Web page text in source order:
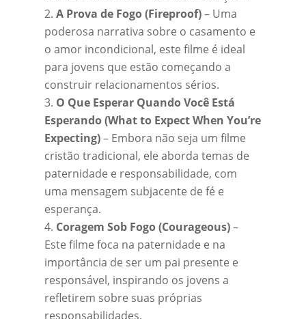
A Prova de Fogo (Fireproof)– Uma
poderosa narrativa sobre o casamento e
o amor incondicional, este filme é ideal
para jovens que estão começando a
construir relacionamentos sérios.
O Que Esperar Quando Você Está
Esperando (What to Expect When You’re
Expecting)– Embora não seja um filme
cristão tradicional, ele aborda temas de
paternidade e responsabilidade, com
uma mensagem subjacente de fé e
esperança.
Coragem Sob Fogo (Courageous)–
Este filme foca na paternidade e na
importância de ser um pai presente e
responsável, inspirando os jovens a
refletirem sobre suas próprias
responsabilidades.